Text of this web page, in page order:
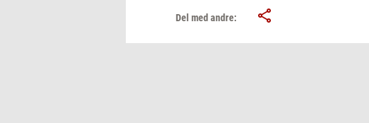
Del med andre: